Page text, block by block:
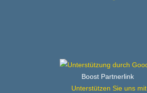
Boost Partnerlink
Unterstützen Sie uns mit